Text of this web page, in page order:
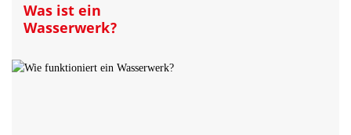
Was ist ein
Wasserwerk?